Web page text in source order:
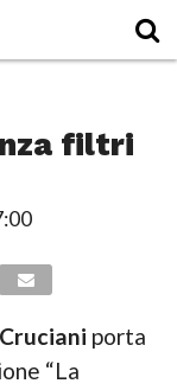
filtri
porta
“La